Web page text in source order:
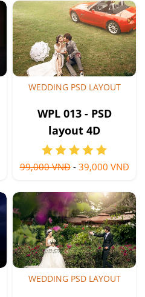
WEDDING PSD LAYOUT
WPL 013 - PSD
layout 4D
99,000 VNĐ- 39,000 VNĐ
WEDDING PSD LAYOUT